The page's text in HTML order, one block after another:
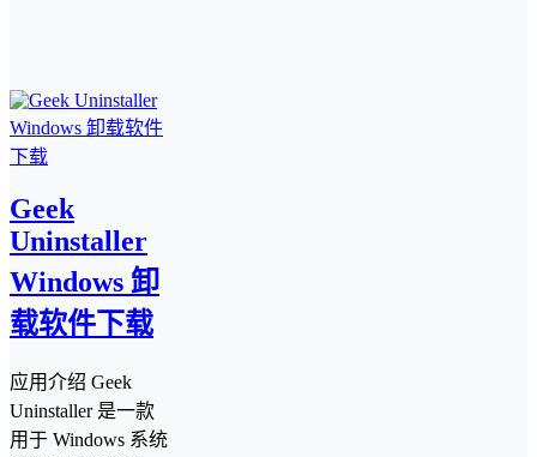
Geek
Uninstaller
Windows 卸
载软件下载
应用介绍 Geek
Uninstaller 是一款
用于 Windows 系统